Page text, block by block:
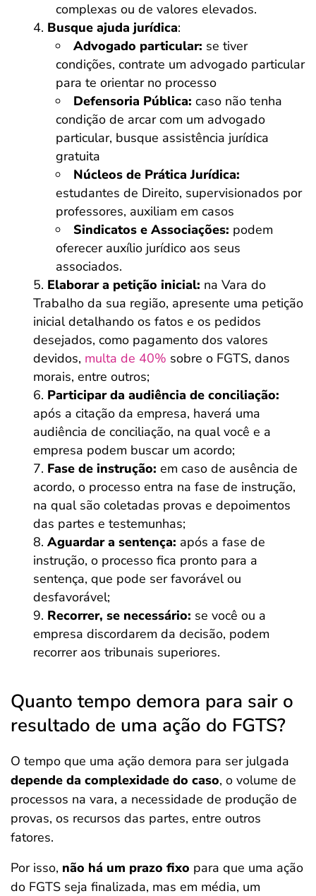
complexas ou de valores elevados.
Busque ajuda jurídica:
Advogado particular: se tiver
condições, contrate um advogado particular
para te orientar no processo
Defensoria Pública: caso não tenha
condição de arcar com um advogado
particular, busque assistência jurídica
gratuita
Núcleos de Prática Jurídica:
estudantes de Direito, supervisionados por
professores, auxiliam em casos
Sindicatos e Associações: podem
oferecer auxílio jurídico aos seus
associados.
Elaborar a petição inicial: na Vara do
Trabalho da sua região, apresente uma petição
inicial detalhando os fatos e os pedidos
desejados, como pagamento dos valores
devidos, multa de 40% sobre o FGTS, danos
morais, entre outros;
Participar da audiência de conciliação:
após a citação da empresa, haverá uma
audiência de conciliação, na qual você e a
empresa podem buscar um acordo;
Fase de instrução: em caso de ausência de
acordo, o processo entra na fase de instrução,
na qual são coletadas provas e depoimentos
das partes e testemunhas;
Aguardar a sentença: após a fase de
instrução, o processo fica pronto para a
sentença, que pode ser favorável ou
desfavorável;
Recorrer, se necessário: se você ou a
empresa discordarem da decisão, podem
recorrer aos tribunais superiores.
Quanto tempo demora para sair o
resultado de uma ação do FGTS?
O tempo que uma ação demora para ser julgada
depende da complexidade do caso, o volume de
processos na vara, a necessidade de produção de
provas, os recursos das partes, entre outros
fatores.
Por isso, não há um prazo fixo para que uma ação
do FGTS seja finalizada, mas em média, um